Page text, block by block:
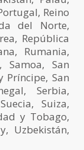
Reino
del Norte,
República
Rumania,
Samoa, San
Príncipe, San
Serbia,
Suiza,
y Tobago,
Uzbekistán,